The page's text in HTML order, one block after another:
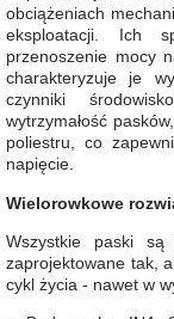
obciążeniach
eksploatacji. Ich
przenoszenie mocy
charakteryzuje je
czynniki
wytrzymałość
poliestru, co
napięcie.
Wielorowkowe
Wszystkie paski
zaprojektowane tak,
cykl życia - nawet w